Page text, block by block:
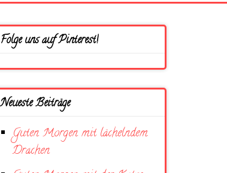
Folge uns auf Pinterest!
Neueste Beiträge
Guten Morgen mit lächelndem
Drachen